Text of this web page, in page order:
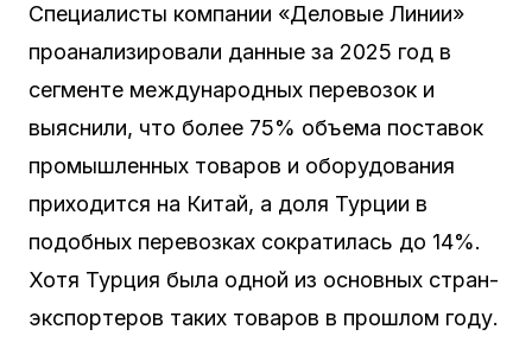
Специалисты компании «Деловые Линии»
проанализировали данные за 2025 год в
сегменте международных перевозок и
выяснили, что более 75% объема поставок
промышленных товаров и оборудования
приходится на Китай, а доля Турции в
подобных перевозках сократилась до 14%.
Хотя Турция была одной из основных стран-
экспортеров таких товаров в прошлом году.